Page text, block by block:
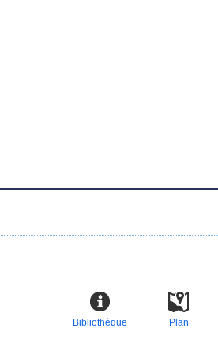
Plan
Bibliothèque